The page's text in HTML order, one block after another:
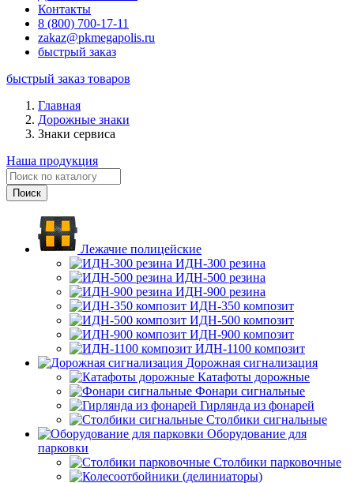
Контакты
8 (800) 700-17-11
zakaz@pkmegapolis.ru
быстрый заказ
быстрый заказ товаров
Главная
Дорожные знаки
Знаки сервиса
Наша продукция
Лежачие полицейские
ИДН-300 резина
ИДН-500 резина
ИДН-900 резина
ИДН-350 композит
ИДН-500 композит
ИДН-900 композит
ИДН-1100 композит
Дорожная сигнализация
Катафоты дорожные
Фонари сигнальные
Гирлянда из фонарей
Столбики сигнальные
Оборудование для
парковки
Столбики парковочные